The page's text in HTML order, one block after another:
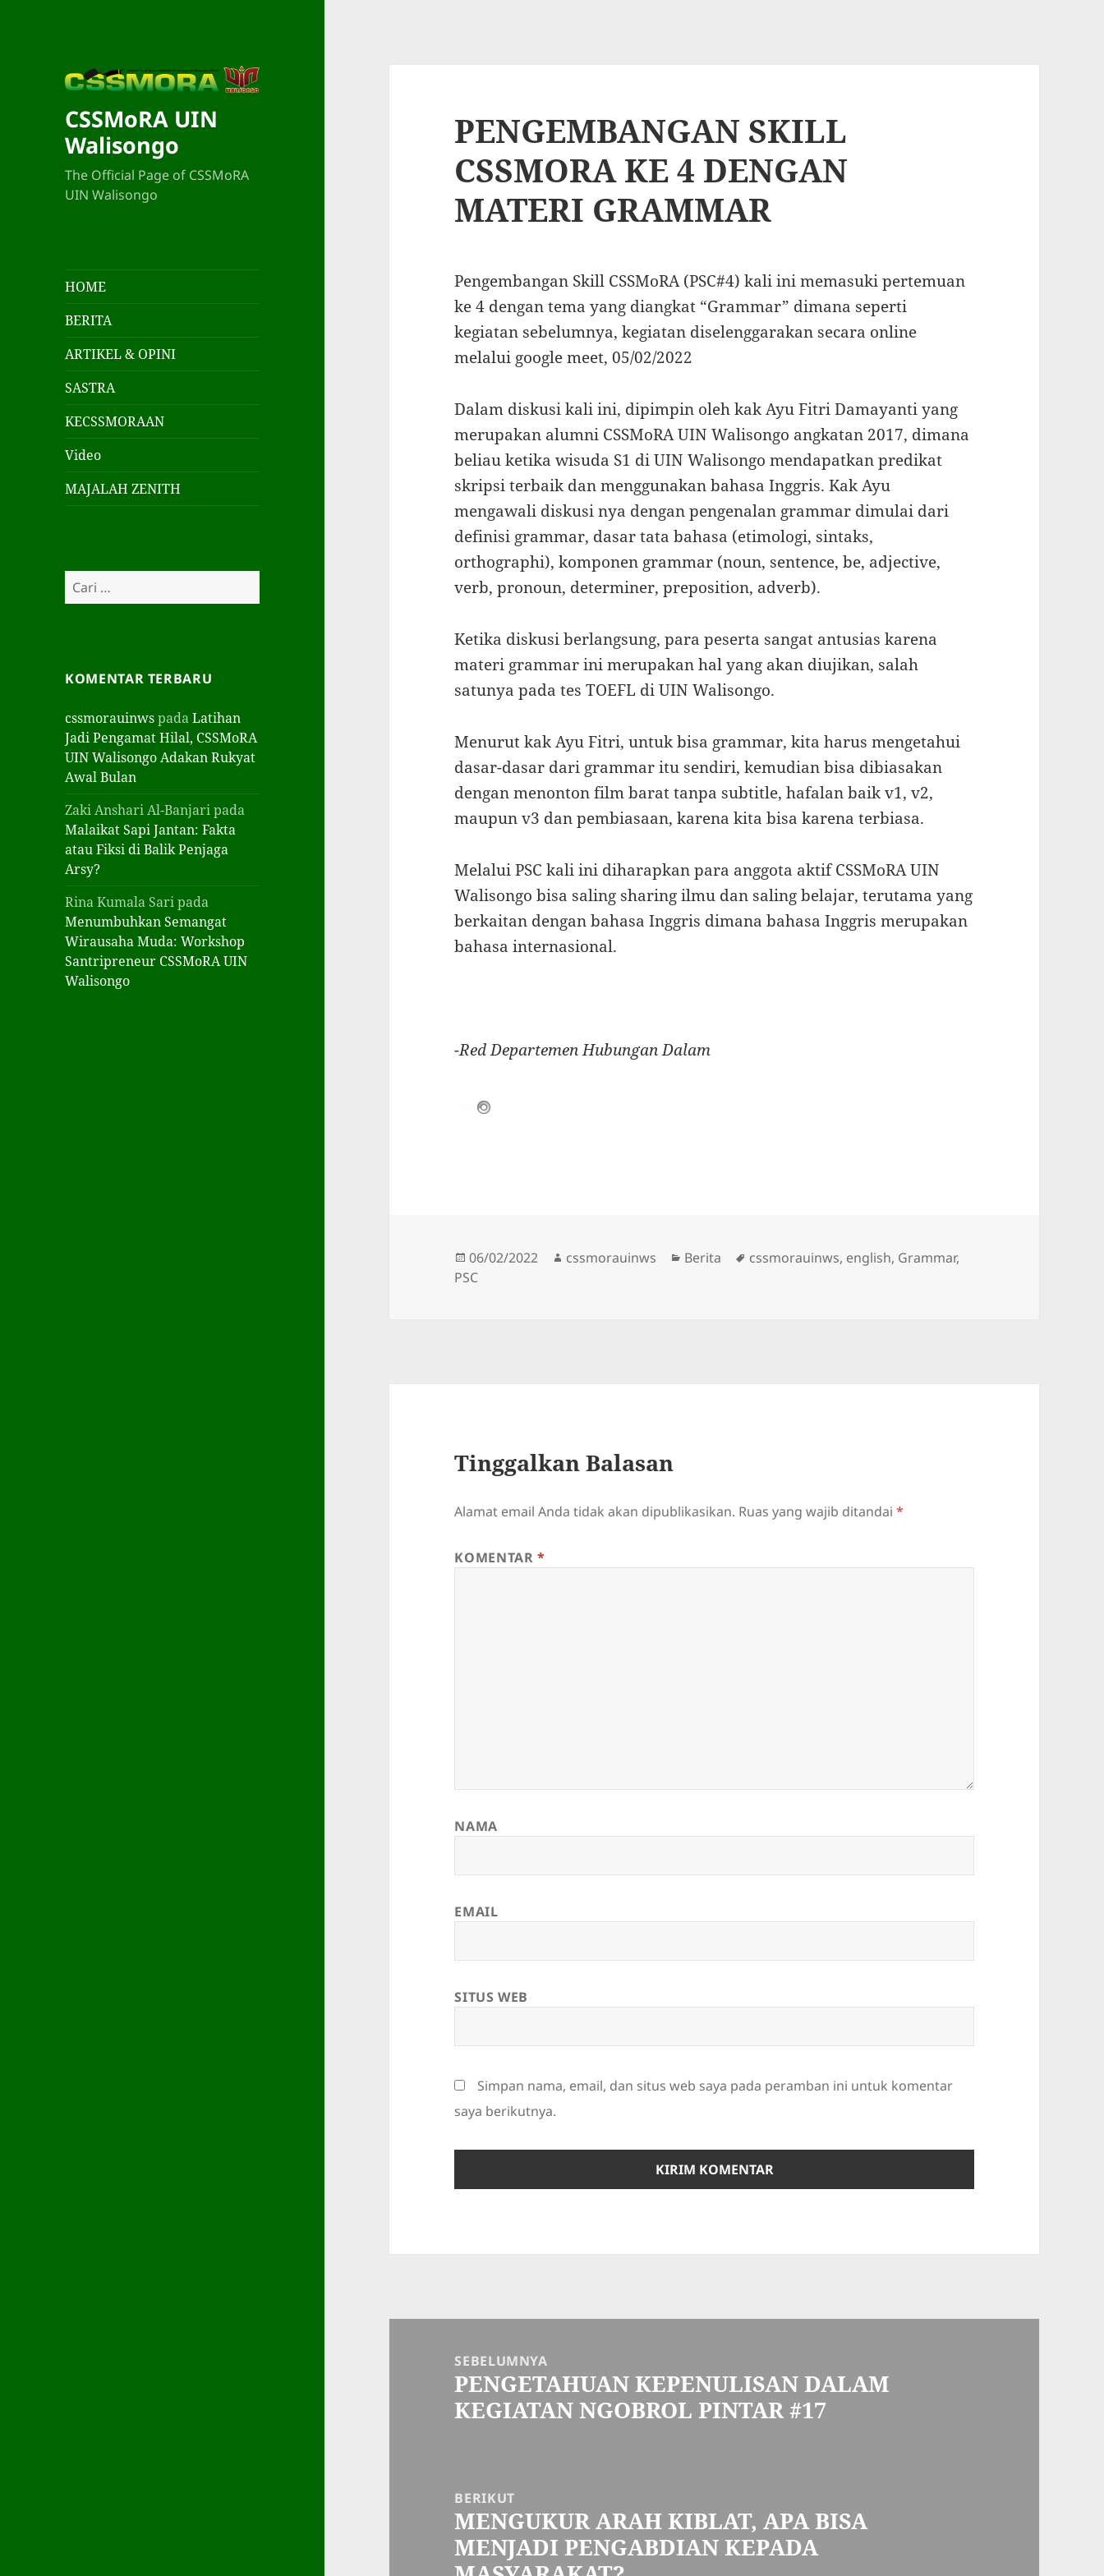
CSSMoRA UIN
Walisongo
The Official Page of CSSMoRA
UIN Walisongo
HOME
BERITA
ARTIKEL & OPINI
SASTRA
KECSSMORAAN
Video
MAJALAH ZENITH
Cari
untuk:
KOMENTAR TERBARU
cssmorauinwspadaLatihan
Jadi Pengamat Hilal, CSSMoRA
UIN Walisongo Adakan Rukyat
Awal Bulan
Zaki Anshari Al-Banjaripada
Malaikat Sapi Jantan: Fakta
atau Fiksi di Balik Penjaga
Arsy?
Rina Kumala Saripada
Menumbuhkan Semangat
Wirausaha Muda: Workshop
Santripreneur CSSMoRA UIN
Walisongo
PENGEMBANGAN SKILL
CSSMORA KE 4 DENGAN
MATERI GRAMMAR
Pengembangan Skill CSSMoRA (PSC#4) kali ini memasuki pertemuan
ke 4 dengan tema yang diangkat “Grammar” dimana seperti
kegiatan sebelumnya, kegiatan diselenggarakan secara online
melalui google meet, 05/02/2022
Dalam diskusi kali ini, dipimpin oleh kak Ayu Fitri Damayanti yang
merupakan alumni CSSMoRA UIN Walisongo angkatan 2017, dimana
beliau ketika wisuda S1 di UIN Walisongo mendapatkan predikat
skripsi terbaik dan menggunakan bahasa Inggris. Kak Ayu
mengawali diskusi nya dengan pengenalan grammar dimulai dari
definisi grammar, dasar tata bahasa (etimologi, sintaks,
orthographi), komponen grammar (noun, sentence, be, adjective,
verb, pronoun, determiner, preposition, adverb).
Ketika diskusi berlangsung, para peserta sangat antusias karena
materi grammar ini merupakan hal yang akan diujikan, salah
satunya pada tes TOEFL di UIN Walisongo.
Menurut kak Ayu Fitri, untuk bisa grammar, kita harus mengetahui
dasar-dasar dari grammar itu sendiri, kemudian bisa dibiasakan
dengan menonton film barat tanpa subtitle, hafalan baik v1, v2,
maupun v3 dan pembiasaan, karena kita bisa karena terbiasa.
Melalui PSC kali ini diharapkan para anggota aktif CSSMoRA UIN
Walisongo bisa saling sharing ilmu dan saling belajar, terutama yang
berkaitan dengan bahasa Inggris dimana bahasa Inggris merupakan
bahasa internasional.
-Red Departemen Hubungan Dalam
Diposkan
pada
06/02/2022 Penulis
cssmorauinws Kategori
Berita Tag
cssmorauinws, english, Grammar,
PSC
Tinggalkan Balasan
Alamat email Anda tidak akan dipublikasikan. Ruas yang wajib ditandai*
KOMENTAR*
NAMA
EMAIL
SITUS WEB
Simpan nama, email, dan situs web saya pada peramban ini untuk komentar
saya berikutnya.
SEBELUMNYA
Pos
sebelumnya:
PENGETAHUAN KEPENULISAN DALAM
KEGIATAN NGOBROL PINTAR #17
BERIKUT
Pos
berikutnya:
MENGUKUR ARAH KIBLAT, APA BISA
MENJADI PENGABDIAN KEPADA